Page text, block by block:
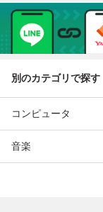
別のカテゴリで探す
コンピュータ
音楽